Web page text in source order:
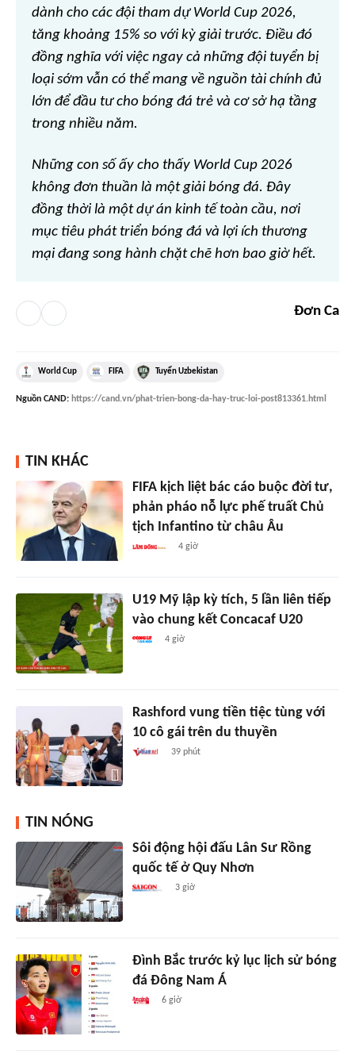
dành cho các đội tham dự World Cup 2026,
tăng khoảng 15% so với kỳ giải trước. Điều đó
đồng nghĩa với việc ngay cả những đội tuyển bị
loại sớm vẫn có thể mang về nguồn tài chính đủ
lớn để đầu tư cho bóng đá trẻ và cơ sở hạ tầng
trong nhiều năm.
Những con số ấy cho thấy World Cup 2026
không đơn thuần là một giải bóng đá. Đây
đồng thời là một dự án kinh tế toàn cầu, nơi
mục tiêu phát triển bóng đá và lợi ích thương
mại đang song hành chặt chẽ hơn bao giờ hết.
Đơn Ca
World Cup FIFA Tuyển Uzbekistan
Nguồn CAND: https://cand.vn/phat-trien-bong-da-hay-truc-loi-post813361.html
TIN KHÁC
FIFA kịch liệt bác cáo buộc đời tư,
phản pháo nỗ lực phế truất Chủ
tịch Infantino từ châu Âu
4 giờ
U19 Mỹ lập kỳ tích, 5 lần liên tiếp
vào chung kết Concacaf U20
4 giờ
Rashford vung tiền tiệc tùng với
10 cô gái trên du thuyền
39 phút
TIN NÓNG
Sôi động hội đấu Lân Sư Rồng
quốc tế ở Quy Nhơn
3 giờ
Đình Bắc trước kỷ lục lịch sử bóng
đá Đông Nam Á
6 giờ